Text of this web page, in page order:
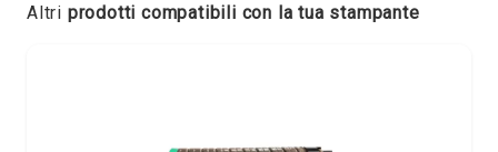
Altri prodotti compatibili con la tua stampante